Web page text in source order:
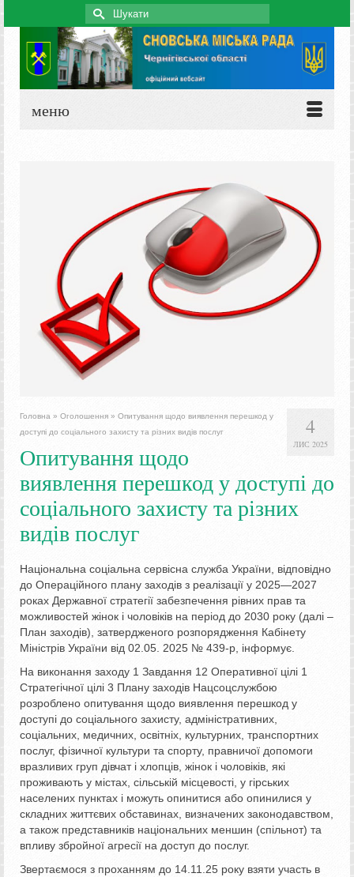
Search
for:
меню
4
ЛИС 2025
Головна » Оголошення » Опитування щодо виявлення перешкод у
доступі до соціального захисту та різних видів послуг
Опитування щодо
виявлення перешкод у доступі до
соціального захисту та різних
видів послуг
Національна соціальна сервісна служба України, відповідно
до Операційного плану заходів з реалізації у 2025—2027
роках Державної стратегії забезпечення рівних прав та
можливостей жінок і чоловіків на період до 2030 року (далі –
План заходів), затвердженого розпорядження Кабінету
Міністрів України від 02.05. 2025 № 439-р, інформує.
На виконання заходу 1 Завдання 12 Оперативної цілі 1
Стратегічної цілі 3 Плану заходів Нацсоцслужбою
розроблено опитування щодо виявлення перешкод у
доступі до соціального захисту, адміністративних,
соціальних, медичних, освітніх, культурних, транспортних
послуг, фізичної культури та спорту, правничої допомоги
вразливих груп дівчат і хлопців, жінок і чоловіків, які
проживають у містах, сільській місцевості, у гірських
населених пунктах і можуть опинитися або опинилися у
складних життєвих обставинах, визначених законодавством,
а також представників національних меншин (спільнот) та
впливу збройної агресії на доступ до послуг.
Звертаємося з проханням до 14.11.25 року взяти участь в